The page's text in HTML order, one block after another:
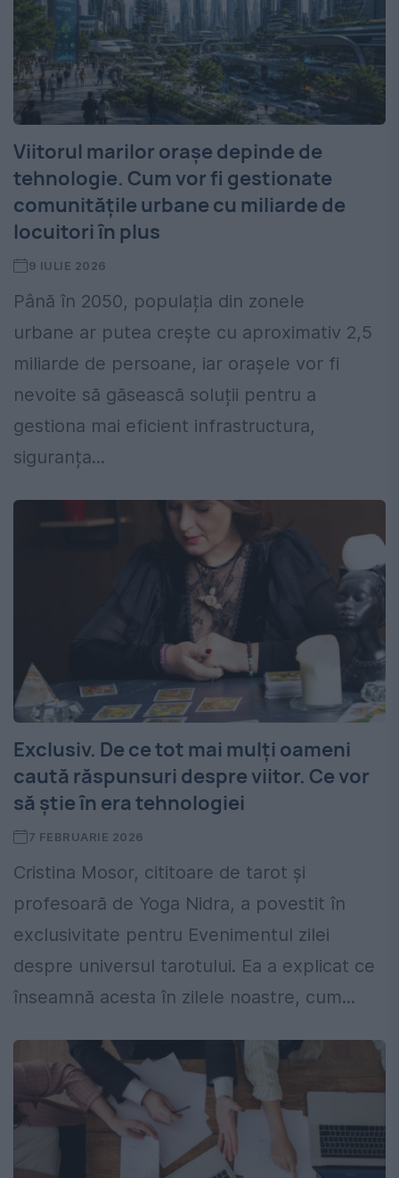
Viitorul marilor orașe depinde de
tehnologie. Cum vor fi gestionate
comunitățile urbane cu miliarde de
locuitori în plus
9 IULIE 2026
Până în 2050, populația din zonele
urbane ar putea crește cu aproximativ 2,5
miliarde de persoane, iar orașele vor fi
nevoite să găsească soluții pentru a
gestiona mai eficient infrastructura,
siguranța...
Exclusiv. De ce tot mai mulți oameni
caută răspunsuri despre viitor. Ce vor
să știe în era tehnologiei
7 FEBRUARIE 2026
Cristina Mosor, cititoare de tarot și
profesoară de Yoga Nidra, a povestit în
exclusivitate pentru Evenimentul zilei
despre universul tarotului. Ea a explicat ce
înseamnă acesta în zilele noastre, cum...